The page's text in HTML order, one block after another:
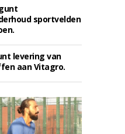
sportvelden
levering van
aan Vitagro.